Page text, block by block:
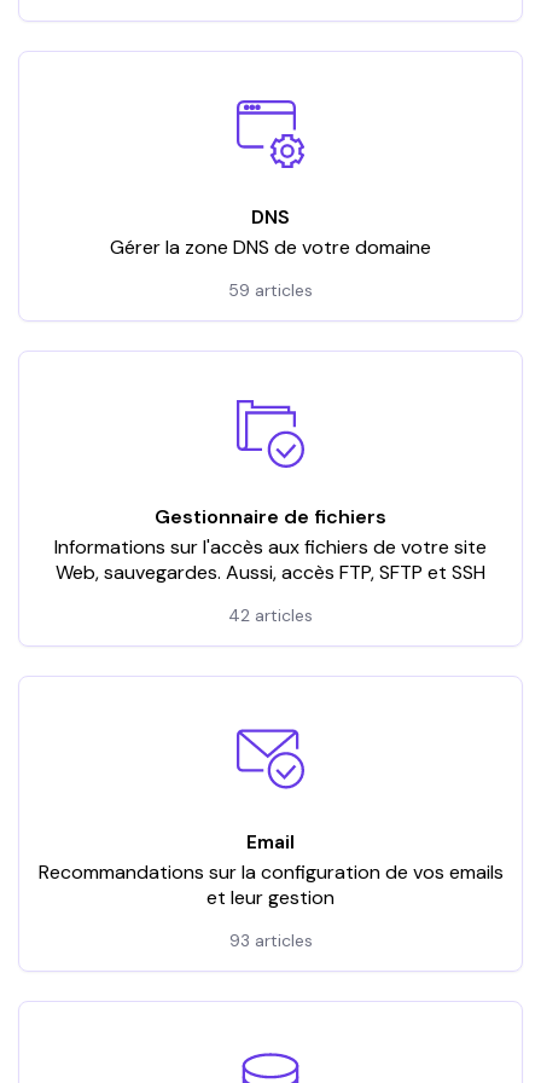
DNS
Gérer la zone DNS de votre domaine
59 articles
Gestionnaire de fichiers
Informations sur l'accès aux fichiers de votre site
Web, sauvegardes. Aussi, accès FTP, SFTP et SSH
42 articles
Email
Recommandations sur la configuration de vos emails
et leur gestion
93 articles